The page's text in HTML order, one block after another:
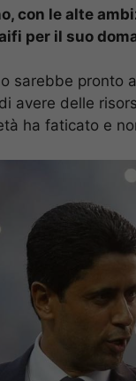
con le alte
per il suo
sarebbe pronto
avere delle
ha faticato e